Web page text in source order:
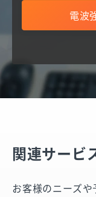
電波
関連サービ
お客様のニーズ